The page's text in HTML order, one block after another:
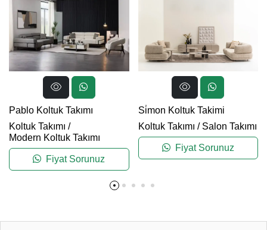
Pablo Koltuk Takımı
Koltuk Takımı /
Modern Koltuk Takımı
Fiyat Sorunuz
Si̇mon Koltuk Takimi
Koltuk Takımı / Salon Takımı
Fiyat Sorunuz